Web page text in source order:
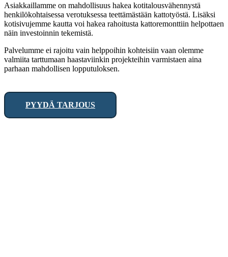
Asiakkaillamme on mahdollisuus hakea kotitalousvähennystä
henkilökohtaisessa verotuksessa teettämästään kattotyöstä. Lisäksi
kotisivujemme kautta voi hakea rahoitusta kattoremonttiin helpottaen
näin investoinnin tekemistä.
Palvelumme ei rajoitu vain helppoihin kohteisiin vaan olemme
valmiita tarttumaan haastaviinkin projekteihin varmistaen aina
parhaan mahdollisen lopputuloksen.
PYYDÄ TARJOUS